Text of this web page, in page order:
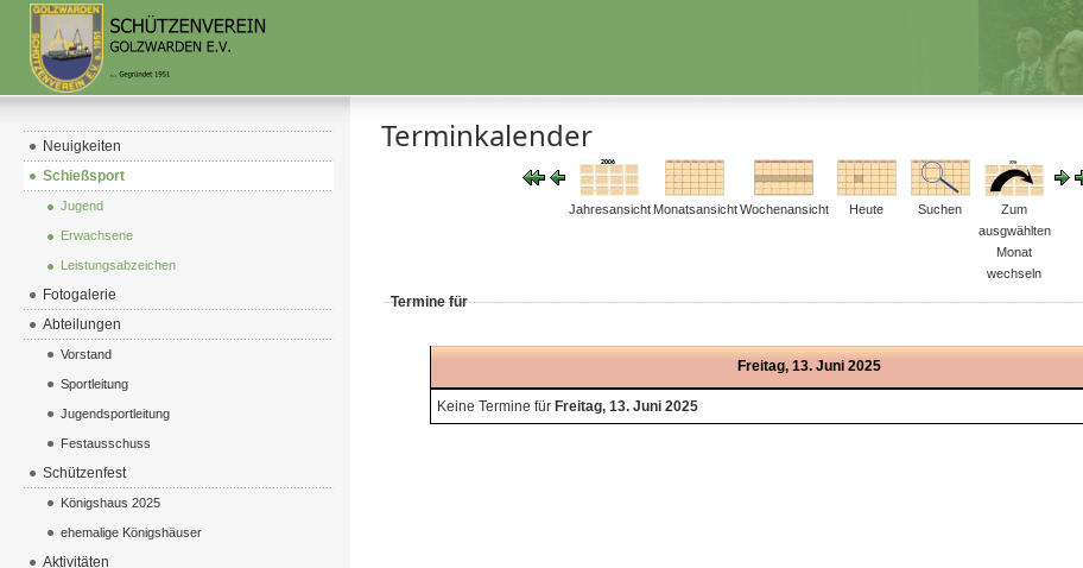
Terminkalender
Jahresansicht MonatsansichtWochenansicht Heute Suchen
Zum
ausgwählten
Monat
wechseln
Termine für
Freitag, 13. Juni 2025
Keine Termine für Freitag, 13. Juni 2025
Neuigkeiten
Schießsport
Jugend
Erwachsene
Leistungsabzeichen
Fotogalerie
Abteilungen
Vorstand
Sportleitung
Jugendsportleitung
Festausschuss
Schützenfest
Königshaus 2025
ehemalige Königshäuser
Aktivitäten